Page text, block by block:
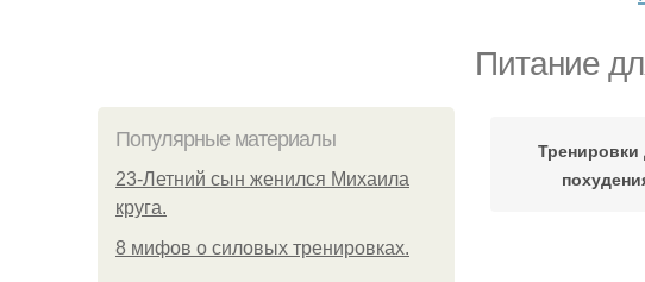
Питание
Популярные материалы
23-Летний сын женился Михаила
круга.
8 мифов о силовых тренировках.
Тренировки